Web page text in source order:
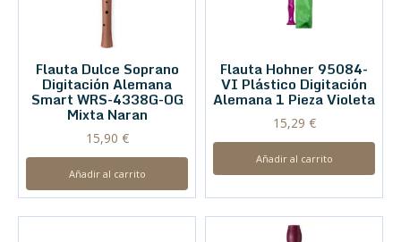
Flauta Dulce Soprano
Digitación Alemana
Smart WRS-4338G-OG
Mixta Naran
15,90 €
Añadir al carrito
Flauta Hohner 95084-
VI Plástico Digitación
Alemana 1 Pieza Violeta
15,29 €
Añadir al carrito